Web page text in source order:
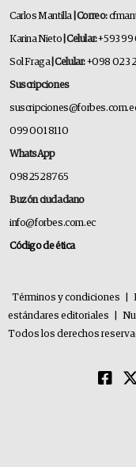
Carlos Mantilla | Correo:
Karina Nieto | Celular:+593 99
Sol Fraga| Celular:+098 023
Suscripciones
099 001 8110
WhatsApp
0982528765
Buzón ciudadano
info@forbes.com.ec
Código de ética
Términos y condiciones
estándares editoriales
Todos los derechos